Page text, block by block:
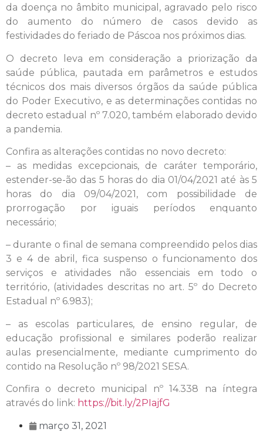
da doença no âmbito municipal, agravado pelo risco
do aumento do número de casos devido as
festividades do feriado de Páscoa nos próximos dias.
O decreto leva em consideração a priorização da
saúde pública, pautada em parâmetros e estudos
técnicos dos mais diversos órgãos da saúde pública
do Poder Executivo, e as determinações contidas no
decreto estadual nº 7.020, também elaborado devido
a pandemia.
Confira as alterações contidas no novo decreto:
– as medidas excepcionais, de caráter temporário,
estender-se-ão das 5 horas do dia 01/04/2021 até às 5
horas do dia 09/04/2021, com possibilidade de
prorrogação por iguais períodos enquanto
necessário;
– durante o final de semana compreendido pelos dias
3 e 4 de abril, fica suspenso o funcionamento dos
serviços e atividades não essenciais em todo o
território, (atividades descritas no art. 5º do Decreto
Estadual nº 6.983);
– as escolas particulares, de ensino regular, de
educação profissional e similares poderão realizar
aulas presencialmente, mediante cumprimento do
contido na Resolução nº 98/2021 SESA.
Confira o decreto municipal nº 14.338 na íntegra
através do link: https://bit.ly/2PIajfG
março 31, 2021